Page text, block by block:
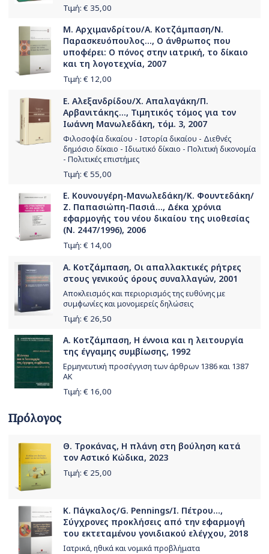
Τιμή: € 35,00
Μ. Αρχιμανδρίτου/Α. Κοτζάμπαση/Ν.
Παρασκευόπουλος..., Ο άνθρωπος που
υποφέρει: Ο πόνος στην ιατρική, το δίκαιο
και τη λογοτεχνία, 2007
Τιμή: € 12,00
Ε. Αλεξανδρίδου/Χ. Απαλαγάκη/Π.
Αρβανιτάκης..., Τιμητικός τόμος για τον
Ιωάννη Μανωλεδάκη, τόμ. 3, 2007
Φιλοσοφία δικαίου - Ιστορία δικαίου - Διεθνές
δημόσιο δίκαιο - Ιδιωτικό δίκαιο - Πολιτική δικονομία
- Πολιτικές επιστήμες
Τιμή: € 55,00
Ε. Κουνουγέρη-Μανωλεδάκη/Κ. Φουντεδάκη/
Ζ. Παπασιώπη-Πασιά..., Δέκα χρόνια
εφαρμογής του νέου δικαίου της υιοθεσίας
(Ν. 2447/1996), 2006
Τιμή: € 14,00
Α. Κοτζάμπαση, Οι απαλλακτικές ρήτρες
στους γενικούς όρους συναλλαγών, 2001
Αποκλεισμός και περιορισμός της ευθύνης με
συμφωνίες και μονομερείς δηλώσεις
Τιμή: € 26,50
Α. Κοτζάμπαση, Η έννοια και η λειτουργία
της έγγαμης συμβίωσης, 1992
Ερμηνευτική προσέγγιση των άρθρων 1386 και 1387
ΑΚ
Τιμή: € 16,00
Πρόλογος
Θ. Τροκάνας, Η πλάνη στη βούληση κατά
τον Αστικό Κώδικα, 2023
Τιμή: € 25,00
Κ. Πάγκαλος/G. Pennings/Ι. Πέτρου...,
Σύγχρονες προκλήσεις από την εφαρμογή
του εκτεταμένου γονιδιακού ελέγχου, 2018
Ιατρικά, ηθικά και νομικά προβλήματα